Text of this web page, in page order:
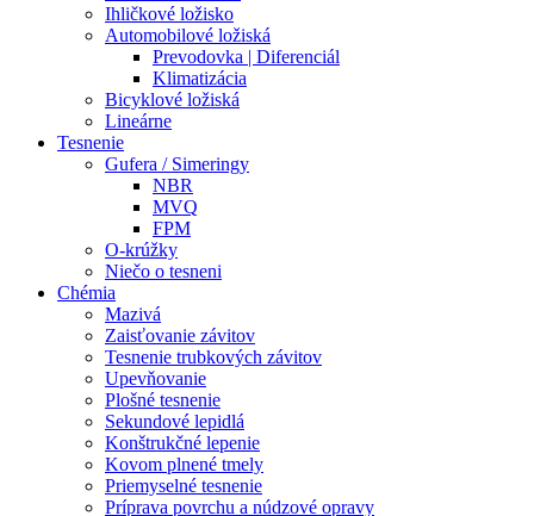
Ihličkové ložisko
Automobilové ložiská
Prevodovka | Diferenciál
Klimatizácia
Bicyklové ložiská
Lineárne
Tesnenie
Gufera / Simeringy
NBR
MVQ
FPM
O-krúžky
Niečo o tesneni
Chémia
Mazivá
Zaisťovanie závitov
Tesnenie trubkových závitov
Upevňovanie
Plošné tesnenie
Sekundové lepidlá
Konštrukčné lepenie
Kovom plnené tmely
Priemyselné tesnenie
Príprava povrchu a núdzové opravy